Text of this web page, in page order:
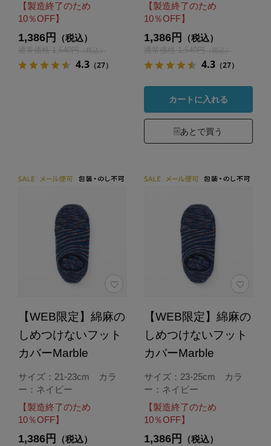
【製造終了のため
10％OFF】
1,386円 （税込）
通常価格 1,540円 （税込）
4.3（27）
【製造終了のため
10％OFF】
1,386円 （税込）
通常価格 1,540円 （税込）
4.3（27）
カートに入れる
あとで買う
【WEB限定】綿麻の
しめつけないフット
カバーMarble
サイズ：21-23cm カラ
ー：ネイビー
【製造終了のため
10％OFF】
1,386円 （税込）
【WEB限定】綿麻の
しめつけないフット
カバーMarble
サイズ：23-25cm カラ
ー：ネイビー
【製造終了のため
10％OFF】
1,386円 （税込）